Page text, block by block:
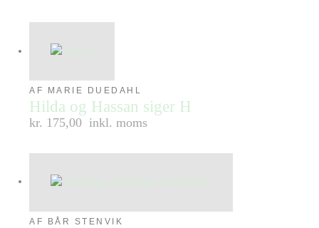
AF MARIE DUEDAHL
Hilda og Hassan siger H
kr. 175,00 inkl. moms
AF BÅR STENVIK